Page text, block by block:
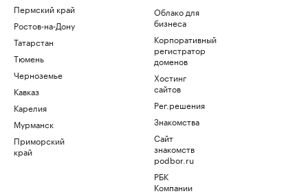
Пермский край
Ростов-на-Дону
Татарстан
Тюмень
Черноземье
Кавказ
Карелия
Мурманск
Приморский
край
Облако для
бизнеса
Корпоративный
регистратор
доменов
Хостинг
сайтов
Рег.решения
Знакомства
Сайт
знакомств
podbor.ru
РБК
Компании